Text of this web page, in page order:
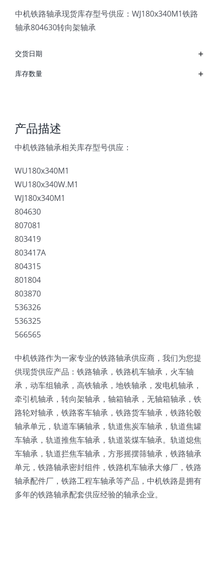
中机铁路轴承现货库存型号供应：WJ180x340M1铁路
轴承804630转向架轴承
交货日期
库存数量
产品描述
中机铁路轴承相关库存型号供应：
WU180x340M1
WU180x340W.M1
WJ180x340M1
804630
807081
803419
803417A
804315
801804
803870
536326
536325
566565
中机铁路作为一家专业的铁路轴承供应商，我们为您提
供现货供应产品：铁路轴承，铁路机车轴承，火车轴
承，动车组轴承，高铁轴承，地铁轴承，发电机轴承，
牵引机轴承，转向架轴承，轴箱轴承，无轴箱轴承，铁
路轮对轴承，铁路客车轴承，铁路货车轴承，铁路轮毂
轴承单元，轨道车辆轴承，轨道焦炭车轴承，轨道焦罐
车轴承，轨道推焦车轴承，轨道装煤车轴承。轨道熄焦
车轴承，轨道拦焦车轴承，方形摇摆筛轴承，铁路轴承
单元，铁路轴承密封组件，铁路机车轴承大修厂，铁路
轴承配件厂，铁路工程车轴承等产品，中机铁路是拥有
多年的铁路轴承配套供应经验的轴承企业。